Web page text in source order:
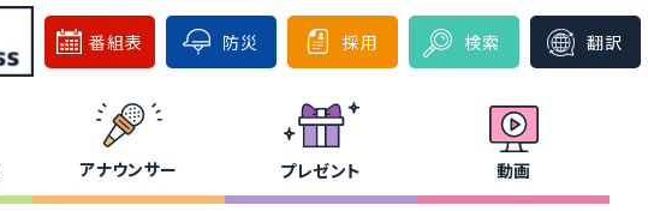
番組表 防災 採用 検索 翻訳
アナウンサー プレゼント 動画